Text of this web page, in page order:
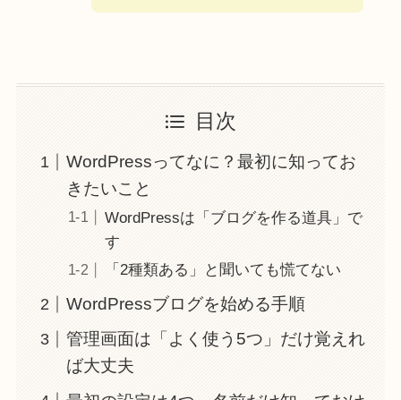
目次
WordPressってなに？最初に知ってお
きたいこと
WordPressは「ブログを作る道具」で
す
「2種類ある」と聞いても慌てない
WordPressブログを始める手順
管理画面は「よく使う5つ」だけ覚えれ
ば大丈夫